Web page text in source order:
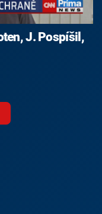
J. Pospíšil,